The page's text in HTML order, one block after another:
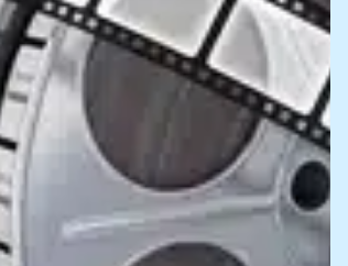
rôle
Activités en
Team Building en
Amiens
Angers
Annecy
Arcachon
Avignon